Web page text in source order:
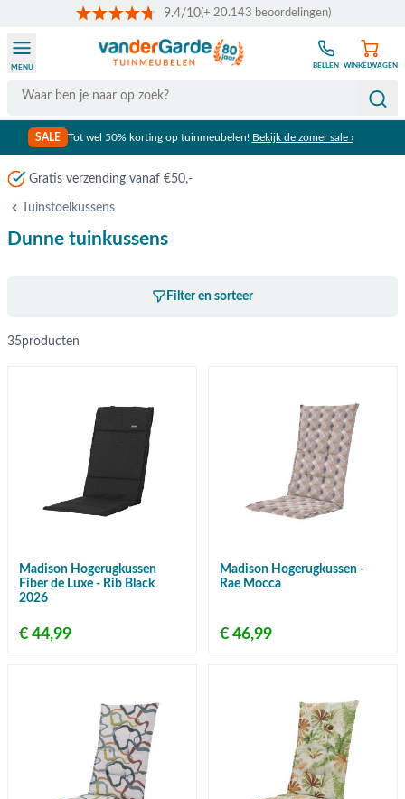
9.4/10(+ 20.143 beoordelingen)
Search
MENU BELLEN WINKELWAGEN
SALE Tot wel 50% korting op tuinmeubelen! Bekijk de zomer sale ›
Gratis verzending vanaf €50,-
Tuinstoelkussens
Dunne tuinkussens
Filter en sorteer
35producten
Madison Hogerugkussen
Fiber de Luxe - Rib Black
2026
€ 44,99
Madison Hogerugkussen -
Rae Mocca
€ 46,99